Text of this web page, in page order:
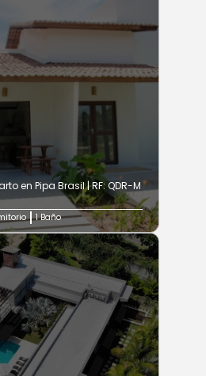
en Pipa Brasil | RF: QDR-M
1 Baño